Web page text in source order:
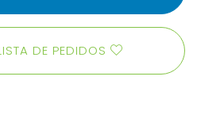
DE PEDIDOS